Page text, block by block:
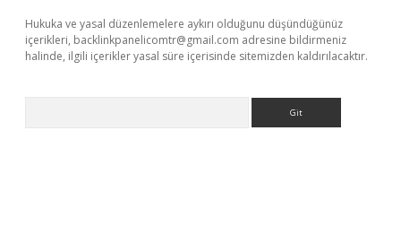
Hukuka ve yasal düzenlemelere aykırı olduğunu düşündüğünüz
içerikleri, backlinkpanelicomtr@gmail.com adresine bildirmeniz
halinde, ilgili içerikler yasal süre içerisinde sitemizden kaldırılacaktır.